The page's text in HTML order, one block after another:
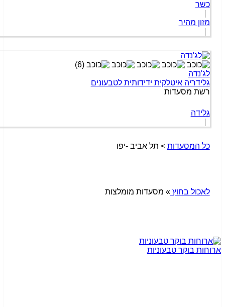
מהיר
(6)
איטלקית ידידותית לטבעונים
מסעדות
המסעדות> תל אביב -יפו
בחוץ » מסעדות מומלצות
בוקר טבעוניות